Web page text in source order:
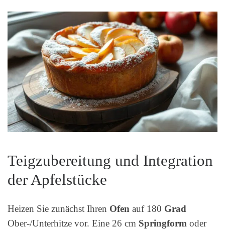
Teigzubereitung und Integration
der Apfelstücke
Heizen Sie zunächst Ihren Ofen auf 180 Grad
Ober-/Unterhitze vor. Eine 26 cm Springform oder